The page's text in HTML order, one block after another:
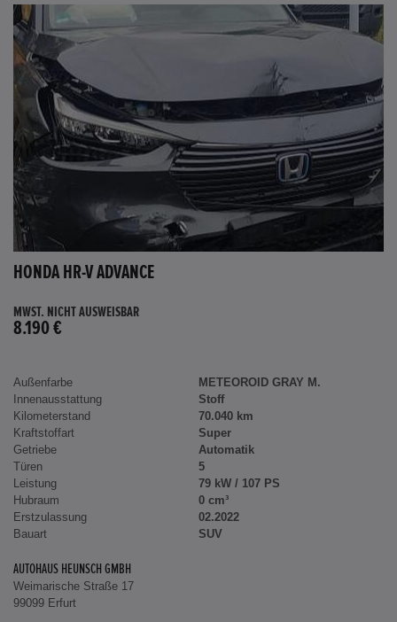
HONDA HR-V ADVANCE
MWST. NICHT AUSWEISBAR
8.190 €
Außenfarbe
METEOROID GRAY M.
Innenausstattung
Stoff
Kilometerstand
70.040 km
Kraftstoffart
Super
Getriebe
Automatik
Türen
5
Leistung
79 kW / 107 PS
Hubraum
0 cm³
Erstzulassung
02.2022
Bauart
SUV
AUTOHAUS HEUNSCH GMBH
Weimarische Straße 17
99099 Erfurt